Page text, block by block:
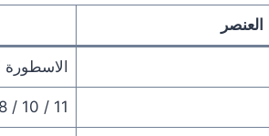
العنصر
الاسطورة TV
/ 10 / 11